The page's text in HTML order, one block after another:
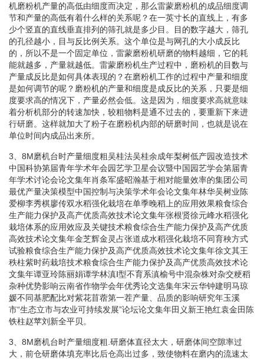
机磨粉机产量的高低由细度而决定，那么雷蒙磨粉机的成品细度调
节和产量的高低有着什么样的关系呢？在一英寸长的直线上，有多
少个竖直的直线垂直排列的筛孔就是多少目。目的数字越大，筛孔
的孔径越小，目与反比例关系。这个单位是与网孔的大小成反比
的，所以不是一个固定单位，雷蒙磨粉机研磨的物料越细，它的耗
能就越多，产量就越低。雷蒙磨粉机生产过程中，磨粉机的目数与
产量成反比是如何具体表现的？在磨粉机工作的过程中产量和细度
是如何调节的呢？磨粉机的产量和细度是成反比的关系，只要是细
度要求高的情况下，产量必然会低。这是因为，细度要求高就意味
着分析机部分的转速加快，较粗物料是通不过去的，要重新下来进
行研磨。这样就加大了粉子在磨粉机内部的研磨时间，也就是说在
单位时间内成品出来所。
3、8M磨机台时产量细度粗吴桂法吴桂余成年梨树低产园改造技术
中国科协第届青年学术年会园艺学卫星会议暨中国园艺学会第届青
年学术讨论会论文集年肖条军盛昭瀚基于相对能量效率的集团公司
最优产量决策模型中国控制与决策学术年会论文集年林华吴树业陈
爱柳李秀棋廖传双水稻强化栽培在单季晚稻上的应用效果粮食综合
生产能力保护及高产优质高效技术论文集年张根贤徐元峰水稻强化
栽培体系的应用效应及关键技术粮食综合生产能力保护及高产优质
高效技术论文集年金芝辉金灵占张道成水稻强化栽培不同育秧方式
试验粮食综合生产能力保护及高产优质高效技术论文集年徐文其王
秩柱紫时药栽培技术粮食综合生产能力保护及高产优质高效技术论
文集年谭亚玲陈丽娟谭学林滇Ⅰ型不育系滇榆号中混杂株对杂交粳稻
杂种优势影响云南省作物学会年优秀论文选集年宋云华钟建明马琼
媛不同基肥配比对紫花苜蓿第一茬产量、品质的影响研究年玉溪
市“生态立市与农业可持续发展”论坛论文集年田义新王艳红袁金田陈
铁柱赵苹刘新全平贝。
3、8M磨机台时产量细度粗.研磨体直径太大，研磨体间空隙率过
大，前仓研磨体填充率比后仓高出过多，致使物料在磨内的流速太